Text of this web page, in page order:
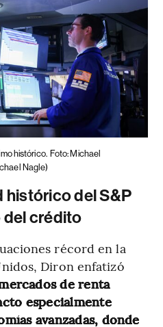
histórico. Foto: Michael
Nagle)
histórico del S&P
crédito
récord en la
Diron enfatizó
de renta
especialmente
avanzadas, donde